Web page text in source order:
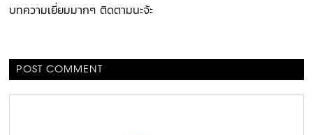
บทความเยี่ยมมากๆ ติดตามนะจ้ะ
POST COMMENT